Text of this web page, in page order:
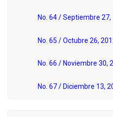
No. 64 / Septiembre
No. 65 / Octubre 26,
No. 66 / Noviembre 30,
No. 67 / Diciembre 13,